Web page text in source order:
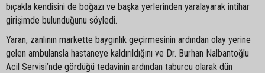
bıçakla kendisini de boğazı ve başka yerlerinden yaralayarak intihar
girişimde bulunduğunu söyledi.
Yaran, zanlının markette baygınlık geçirmesinin ardından olay yerine
gelen ambulansla hastaneye kaldırıldığını ve Dr. Burhan Nalbantoğlu
Acil Servisi’nde gördüğü tedavinin ardından taburcu olarak dün